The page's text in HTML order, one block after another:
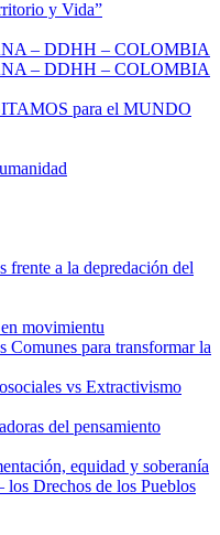
y Vida”
– DDHH – COLOMBIA
– DDHH – COLOMBIA
para el MUNDO
a la depredación del
movimientu
Comunes para transformar la
vs Extractivismo
del pensamiento
equidad y soberanía
Drechos de los Pueblos